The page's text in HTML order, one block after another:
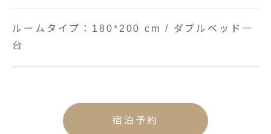
ルームタイプ：180*200 cm / ダブルベッド一
台
宿泊予約